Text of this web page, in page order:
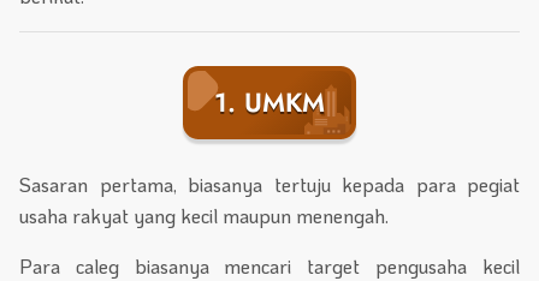
1. UMKM
Sasaran pertama, biasanya tertuju kepada para pegiat
usaha rakyat yang kecil maupun menengah.
Para caleg biasanya mencari target pengusaha kecil